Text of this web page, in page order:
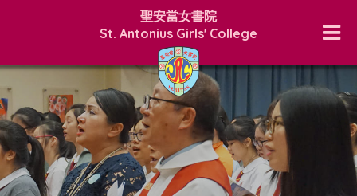
聖安當女書院
St. Antonius Girls' College